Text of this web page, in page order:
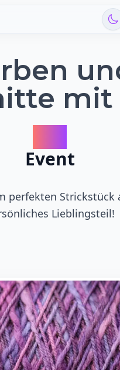
mit
Event
perfekten Strickstück
Lieblingsteil!